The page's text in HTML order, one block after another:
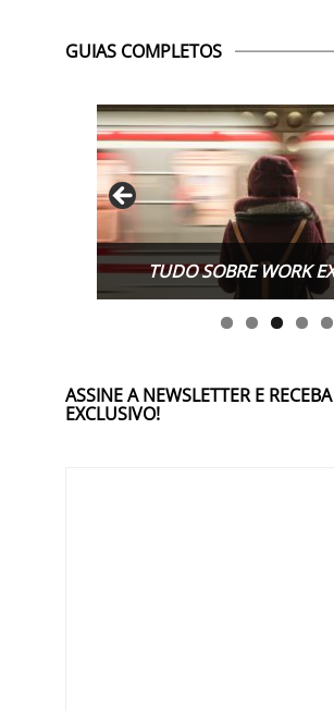
GUIAS COMPLETOS
TUDO SOBRE WORK
ASSINE A NEWSLETTER E
EXCLUSIVO!